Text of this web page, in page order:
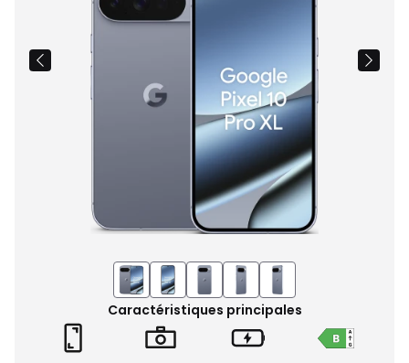
Caractéristiques principales